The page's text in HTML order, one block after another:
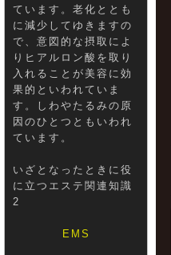
ています。老化ととも
に減少してゆきますの
で、意図的な摂取によ
りヒアルロン酸を取り
入れることが美容に効
果的といわれていま
す。しわやたるみの原
因のひとつともいわれ
ています。
いざとなったときに役
に立つエステ関連知識
2
EMS